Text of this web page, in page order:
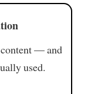
— and
used.